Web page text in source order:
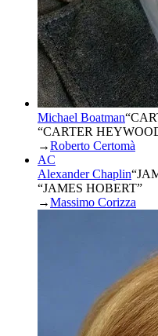
Michael Boatman“
“CARTER
→Roberto Certomà
AC
Alexander Chaplin“
“JAMES HOBERT”
→Massimo Corizza